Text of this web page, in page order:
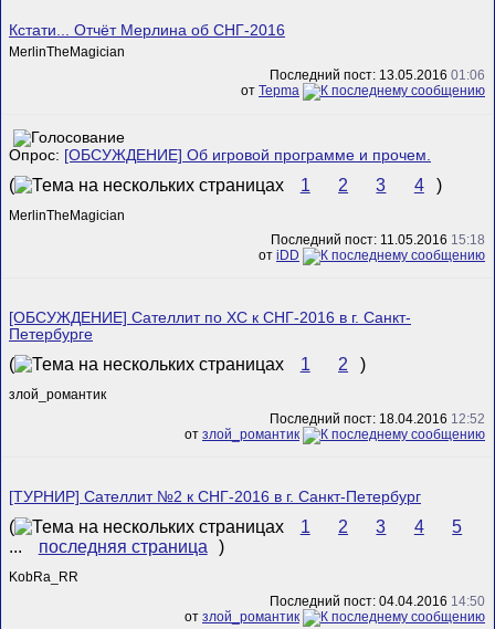
Кстати... Отчёт Мерлина об СНГ-2016
MerlinTheMagician
Последний пост: 13.05.2016 01:06
от Tepma
Опрос: [ОБСУЖДЕНИЕ] Об игровой программе и прочем.
( 1 2 3 4 )
MerlinTheMagician
Последний пост: 11.05.2016 15:18
от iDD
[ОБСУЖДЕНИЕ] Сателлит по ХС к СНГ-2016 в г. Санкт-
Петербурге
( 1 2 )
злой_романтик
Последний пост: 18.04.2016 12:52
от злой_романтик
[ТУРНИР] Сателлит №2 к СНГ-2016 в г. Санкт-Петербург
( 1 2 3 4
5
...
последняя страница )
KobRa_RR
Последний пост: 04.04.2016 14:50
от злой_романтик